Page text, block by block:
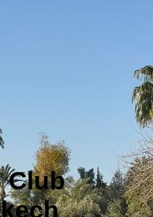
Club